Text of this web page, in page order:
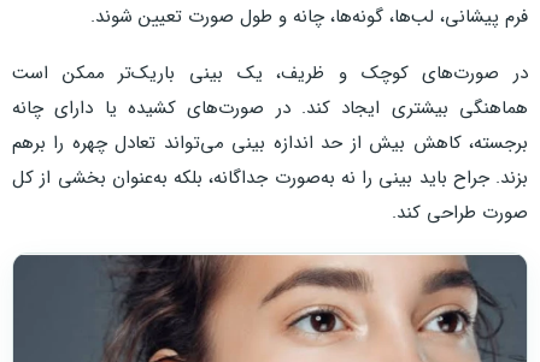
فرم پیشانی، لب‌ها، گونه‌ها، چانه و طول صورت تعیین شوند.
در صورت‌های کوچک و ظریف، یک بینی باریک‌تر ممکن است
هماهنگی بیشتری ایجاد کند. در صورت‌های کشیده یا دارای چانه
برجسته، کاهش بیش از حد اندازه بینی می‌تواند تعادل چهره را برهم
بزند. جراح باید بینی را نه به‌صورت جداگانه، بلکه به‌عنوان بخشی از کل
صورت طراحی کند.